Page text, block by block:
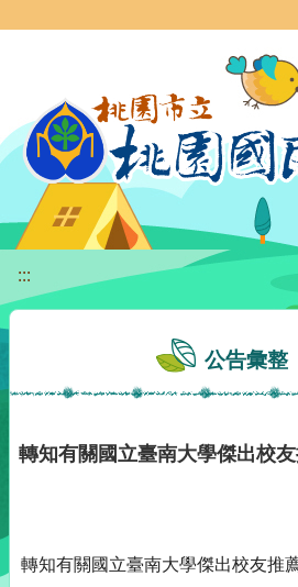
:::
公告彙整
轉知有關國立臺南大學傑出校
轉知有關國立臺南大學傑出校友推